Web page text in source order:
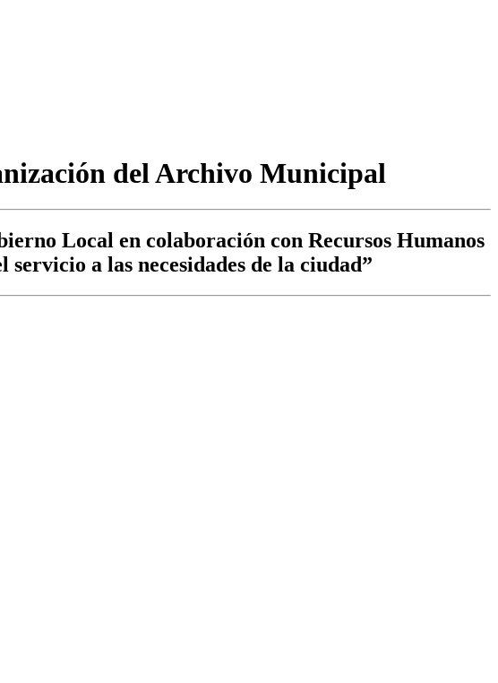
del Archivo Municipal
Local en colaboración con Recursos Humanos
a las necesidades de la ciudad”